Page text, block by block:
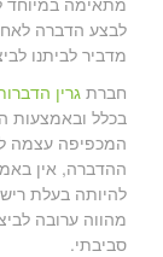
לבצע הדברה
מדביר לביתנו
חברתגרין
בכלל ובאמצעות
המכפיפה עצמה
ההדברה, אין
מהווה ערובה
סביבתי.